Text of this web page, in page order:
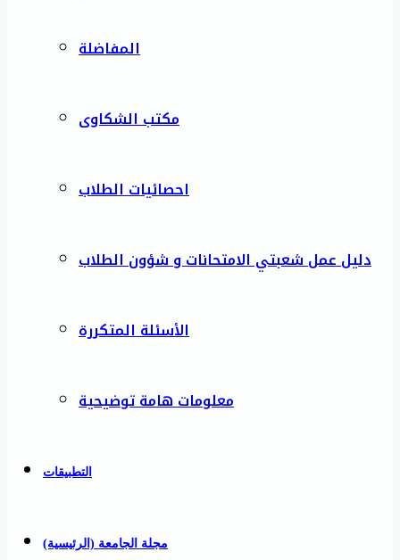
المفاضلة
مكتب الشكاوى
احصائيات الطلاب
دليل عمل شعبتي الامتحانات و شؤون الطلاب
الأسئلة المتكررة
معلومات هامة توضيحية
التطبيقات
مجلة الجامعة (الرئيسية)